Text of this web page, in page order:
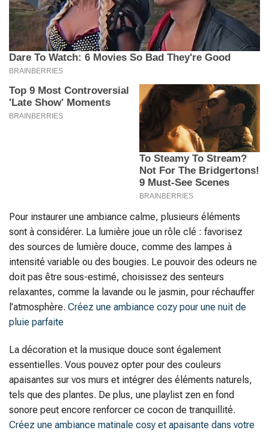
Pour instaurer une ambiance calme, plusieurs éléments
sont à considérer. La lumière joue un rôle clé : favorisez
des sources de lumière douce, comme des lampes à
intensité variable ou des bougies. Le pouvoir des odeurs ne
doit pas être sous-estimé, choisissez des senteurs
relaxantes, comme la lavande ou le jasmin, pour réchauffer
l’atmosphère. Créez une ambiance cozy pour une nuit de
pluie parfaite
La décoration et la musique douce sont également
essentielles. Vous pouvez opter pour des couleurs
apaisantes sur vos murs et intégrer des éléments naturels,
tels que des plantes. De plus, une playlist zen en fond
sonore peut encore renforcer ce cocon de tranquillité.
Créez une ambiance matinale cosy et apaisante dans votre